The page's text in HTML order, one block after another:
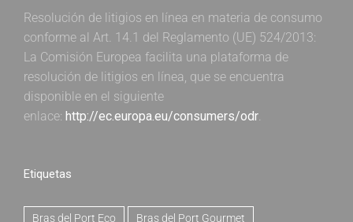
Resolución de litigios en línea en materia de consumo
conforme al Art. 14.1 del Reglamento (UE) 524/2013:
La Comisión Europea facilita una plataforma de
resolución de litigios en línea, que se encuentra
disponible en el siguiente
enlace: http://ec.europa.eu/consumers/odr.
Etiquetas
Bras del Port Eco Bras del Port Gourmet